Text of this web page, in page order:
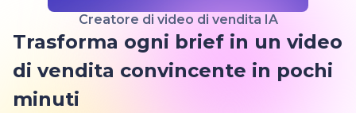
Creatore di video di vendita IA
Trasforma ogni brief in un video
di vendita convincente in pochi
minuti